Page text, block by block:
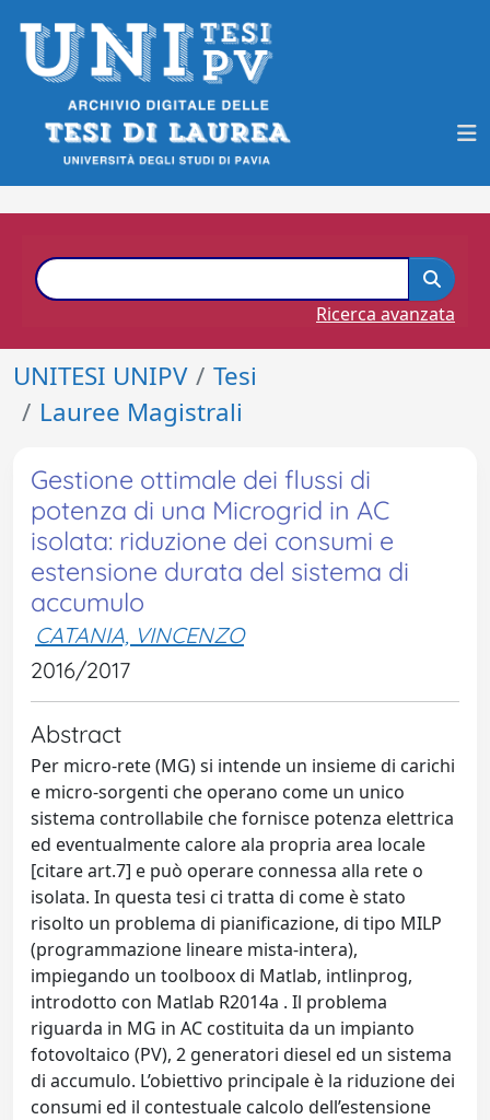
Ricerca avanzata
UNITESI UNIPV
Tesi
Lauree Magistrali
Gestione ottimale dei flussi di
potenza di una Microgrid in AC
isolata: riduzione dei consumi e
estensione durata del sistema di
accumulo
CATANIA, VINCENZO
2016/2017
Abstract
Per micro-rete (MG) si intende un insieme di carichi
e micro-sorgenti che operano come un unico
sistema controllabile che fornisce potenza elettrica
ed eventualmente calore ala propria area locale
[citare art.7] e può operare connessa alla rete o
isolata. In questa tesi ci tratta di come è stato
risolto un problema di pianificazione, di tipo MILP
(programmazione lineare mista-intera),
impiegando un toolboox di Matlab, intlinprog,
introdotto con Matlab R2014a . Il problema
riguarda in MG in AC costituita da un impianto
fotovoltaico (PV), 2 generatori diesel ed un sistema
di accumulo. L’obiettivo principale è la riduzione dei
consumi ed il contestuale calcolo dell’estensione